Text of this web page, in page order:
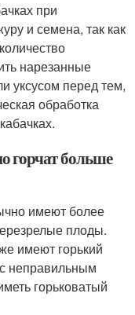
при
и семена, так как
нарезанные
уксусом перед тем,
обработка
горчат больше
имеют более
плоды.
имеют горький
неправильным
горьковатый